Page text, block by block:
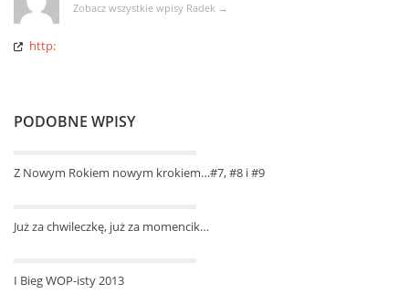
Zobacz wszystkie wpisy Radek →
http:
PODOBNE WPISY
Z Nowym Rokiem nowym krokiem…#7, #8 i #9
Już za chwileczkę, już za momencik…
I Bieg WOP-isty 2013